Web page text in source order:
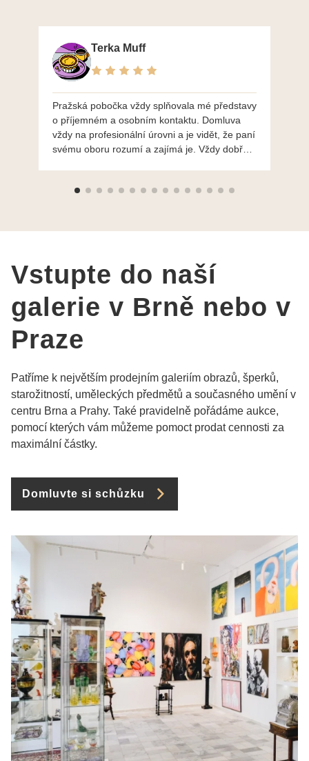
Terka Muff
Pražská pobočka vždy splňovala mé představy
o příjemném a osobním kontaktu. Domluva
vždy na profesionální úrovni a je vidět, že paní
svému oboru rozumí a zajímá je. Vždy dobře a
výběru, jak už bylo napsáno - na požádání
Vstupte do naší
galerie v Brně nebo v
Praze
Patříme k největším prodejním galeriím obrazů, šperků,
starožitností, uměleckých předmětů a současného umění v
centru Brna a Prahy. Také pravidelně pořádáme aukce,
pomocí kterých vám můžeme pomoct prodat cennosti za
maximální částky.
Domluvte si schůzku